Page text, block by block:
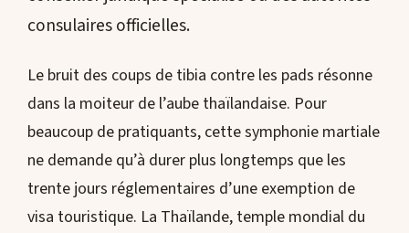
consulaires officielles.
Le bruit des coups de tibia contre les pads résonne
dans la moiteur de l’aube thaïlandaise. Pour
beaucoup de pratiquants, cette symphonie martiale
ne demande qu’à durer plus longtemps que les
trente jours réglementaires d’une exemption de
visa touristique. La Thaïlande, temple mondial du